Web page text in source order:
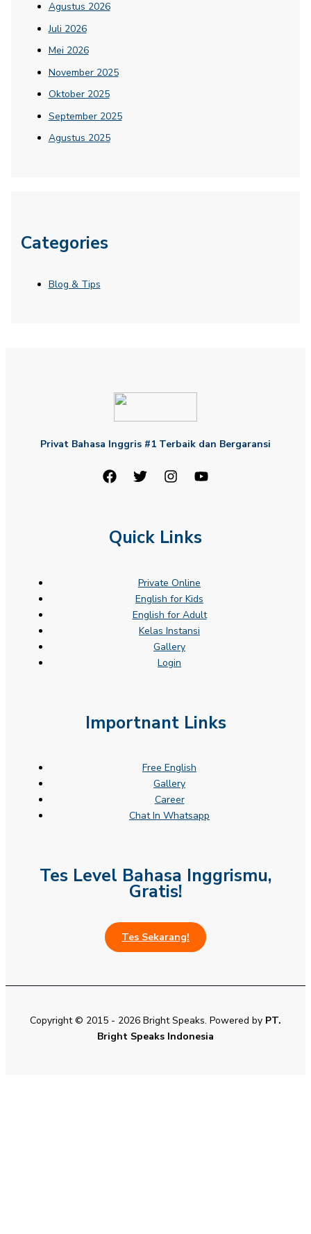
Agustus 2026
Juli 2026
Mei 2026
November 2025
Oktober 2025
September 2025
Agustus 2025
Categories
Blog & Tips
Privat Bahasa Inggris #1 Terbaik dan Bergaransi
Quick Links
Private Online
English for Kids
English for Adult
Kelas Instansi
Gallery
Login
Importnant Links
Free English
Gallery
Career
Chat In Whatsapp
Tes Level Bahasa Inggrismu,
Gratis!
Tes Sekarang!
Copyright © 2015 - 2026 Bright Speaks. Powered by PT.
Bright Speaks Indonesia